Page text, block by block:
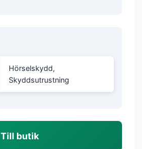
Hörselskydd,
Skyddsutrustning
Till butik